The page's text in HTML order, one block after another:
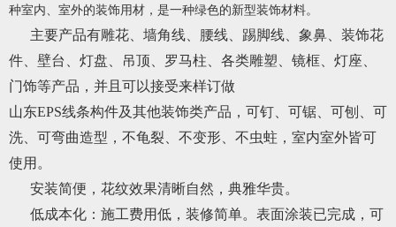
种室内、室外的装饰用材，是一种绿色的新型装饰材料。
主要产品有雕花、墙角线、腰线、踢脚线、象鼻、装饰花
件、壁台、灯盘、吊顶、罗马柱、各类雕塑、镜框、灯座、
门饰等产品，并且可以接受来样订做
山东EPS线条构件及其他装饰类产品，可钉、可锯、可刨、可
洗、可弯曲造型，不龟裂、不变形、不虫蛀，室内室外皆可
使用。
安装简便，花纹效果清晰自然，典雅华贵。
低成本化：施工费用低，装修简单。表面涂装已完成，可